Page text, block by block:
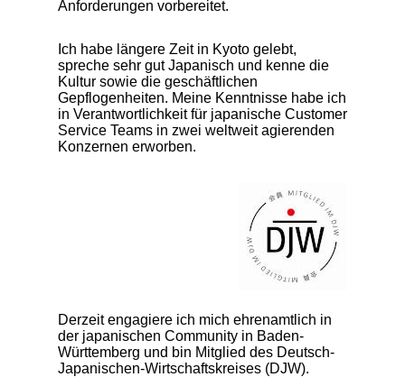
Anforderungen vorbereitet.
Ich habe längere Zeit in Kyoto gelebt,
spreche sehr gut Japanisch und kenne die
Kultur sowie die geschäftlichen
Gepflogenheiten. Meine Kenntnisse habe ich
in Verantwortlichkeit für japanische Customer
Service Teams in zwei weltweit agierenden
Konzernen erworben.
Derzeit engagiere ich mich ehrenamtlich in
der japanischen Community in Baden-
Württemberg und bin Mitglied des Deutsch-
Japanischen-Wirtschaftskreises (DJW).